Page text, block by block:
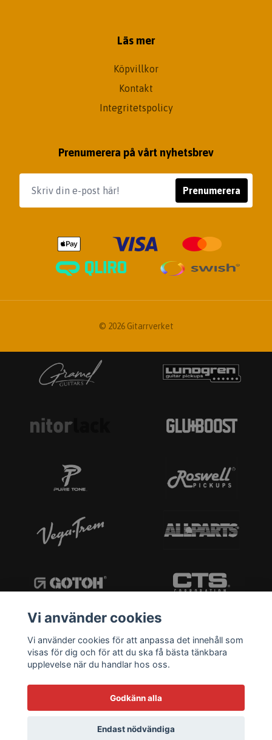
Läs mer
Köpvillkor
Kontakt
Integritetspolicy
Prenumerera på vårt nyhetsbrev
Prenumerera
© 2026 Gitarrverket
Vi använder cookies
Vi använder cookies för att anpassa det innehåll som
visas för dig och för att du ska få bästa tänkbara
upplevelse när du handlar hos oss.
Godkänn alla
Endast nödvändiga